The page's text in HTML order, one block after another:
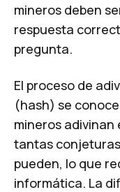
mineros deben
respuesta
pregunta.
El proceso de
(hash) se
mineros
tantas
pueden, lo que
informática. La